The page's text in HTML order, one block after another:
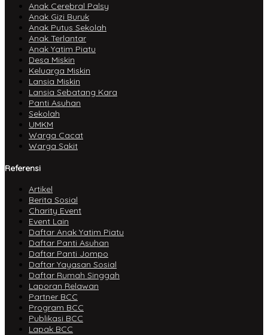
Anak Cerebral Palsy
Anak Gizi Buruk
Anak Putus Sekolah
Anak Terlantar
Anak Yatim Piatu
Desa Miskin
Keluarga Miskin
Lansia Miskin
Lansia Sebatang Kara
Panti Asuhan
Sekolah
UMKM
Warga Cacat
Warga Sakit
Referensi
Artikel
Berita Sosial
Charity Event
Event Lain
Daftar Anak Yatim Piatu
Daftar Panti Asuhan
Daftar Panti Jompo
Daftar Yayasan Sosial
Daftar Rumah Singgah
Laporan Relawan
Partner BCC
Program BCC
Publikasi BCC
Lapak BCC